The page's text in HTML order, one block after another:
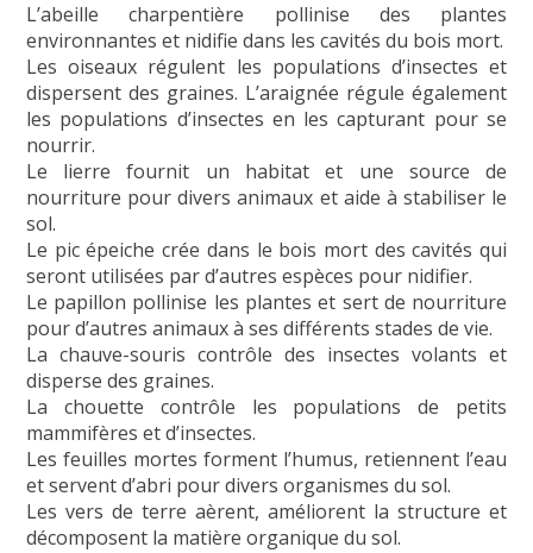
L’abeille charpentière pollinise des plantes
environnantes et nidifie dans les cavités du bois mort.
Les oiseaux régulent les populations d’insectes et
dispersent des graines. L’araignée régule également
les populations d’insectes en les capturant pour se
nourrir.
Le lierre fournit un habitat et une source de
nourriture pour divers animaux et aide à stabiliser le
sol.
Le pic épeiche crée dans le bois mort des cavités qui
seront utilisées par d’autres espèces pour nidifier.
Le papillon pollinise les plantes et sert de nourriture
pour d’autres animaux à ses différents stades de vie.
La chauve-souris contrôle des insectes volants et
disperse des graines.
La chouette contrôle les populations de petits
mammifères et d’insectes.
Les feuilles mortes forment l’humus, retiennent l’eau
et servent d’abri pour divers organismes du sol.
Les vers de terre aèrent, améliorent la structure et
décomposent la matière organique du sol.